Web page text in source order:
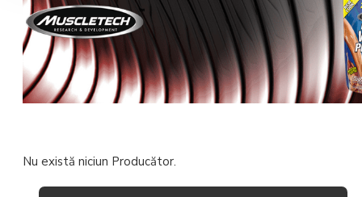
Nu există niciun Producător.